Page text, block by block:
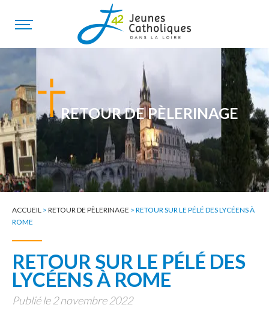
RETOUR DE PÈLERINAGE
ACCUEIL > RETOUR DE PÈLERINAGE > RETOUR SUR LE PÉLÉ DES LYCÉENS À
ROME
RETOUR SUR LE PÉLÉ DES
LYCÉENS À ROME
Publié le 2 novembre 2022